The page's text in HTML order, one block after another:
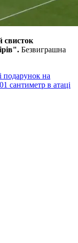
свисток
Безвиграшна
подарунок на
сантиметр в атаці